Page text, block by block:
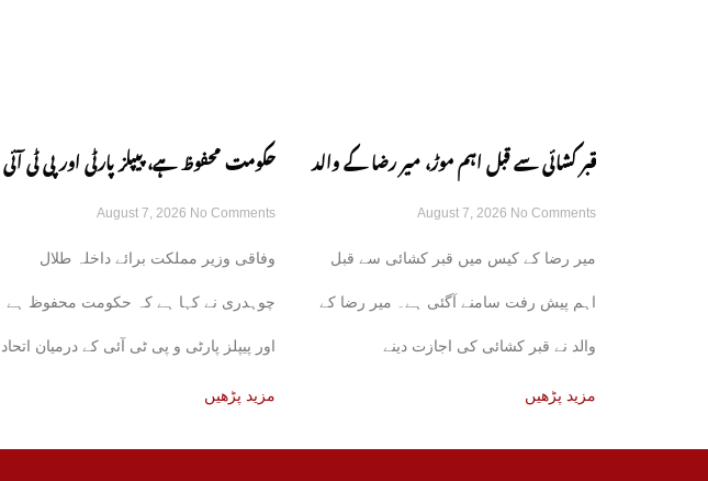
قبر کشائی سے قبل اہم موڑ، میر رضا کے والد
نے اجازت دینے سے انکار کر دیا
August 7, 2026 No Comments
میر رضا کے کیس میں قبر کشائی سے قبل
اہم پیش رفت سامنے آگئی ہے۔ میر رضا کے
والد نے قبر کشائی کی اجازت دینے
مزید پڑھیں
حکومت محفوظ ہے، پیپلز پارٹی اور پی ٹی آئی
کے اتحاد کی باتیں بے بنیاد ہیں: طلال چوہدری
August 7, 2026 No Comments
وفاقی وزیر مملکت برائے داخلہ طلال
چوہدری نے کہا ہے کہ حکومت محفوظ ہے
اور پیپلز پارٹی و پی ٹی آئی کے درمیان اتحاد
کی
مزید پڑھیں